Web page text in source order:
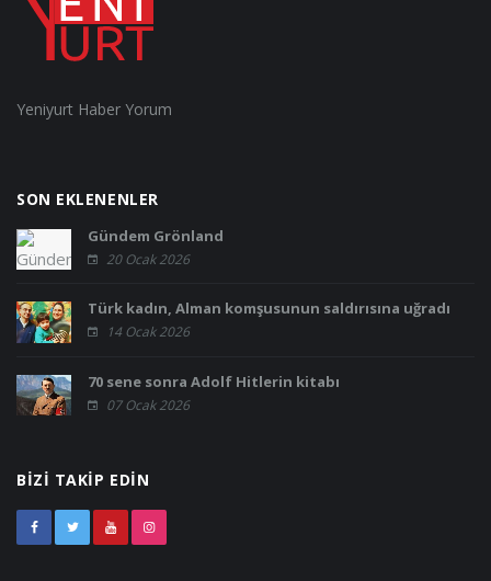
Yeniyurt Haber Yorum
SON EKLENENLER
Gündem Grönland
20 Ocak 2026
Türk kadın, Alman komşusunun saldırısına uğradı
14 Ocak 2026
70 sene sonra Adolf Hitlerin kitabı
07 Ocak 2026
BIZI TAKIP EDIN